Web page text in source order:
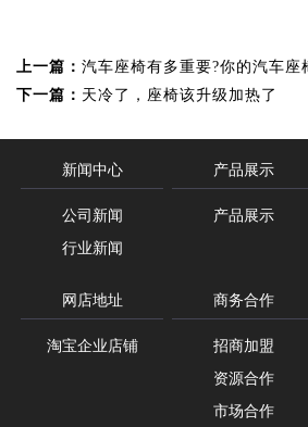
上一篇： 汽车座椅有多重要?你的汽车座
下一篇： 天冷了，座椅该升级加热了
新闻中心
公司新闻
行业新闻
产品展示
产品展示
网店地址
淘宝企业店铺
商务合作
招商加盟
资源合作
市场合作